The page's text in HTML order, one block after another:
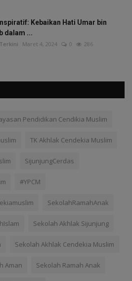
Kebaikan Hati Umar bin
dalam ...
Maret 4, 2024 0 286
Pendidikan Cendikia Muslim
TK Akhlak Cendekia Muslim
SijunjungCerdas
#YPCM
SekolahRamahAnak
Sekolah Akhlak Sijunjung
Sekolah Akhlak Cendekia Muslim
Aman Sekolah Ramah Anak